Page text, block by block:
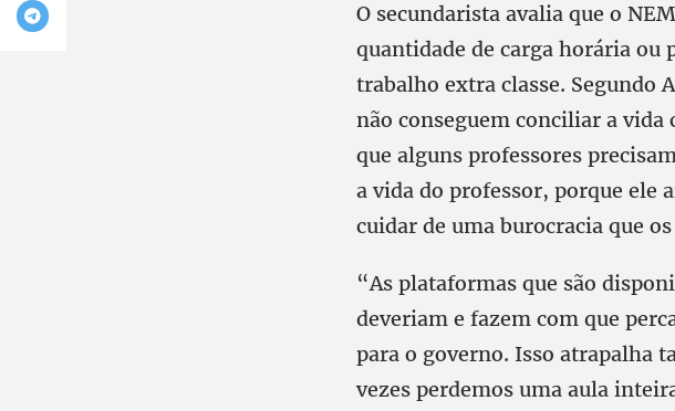
O secundarista avalia que o
quantidade de carga horária ou
trabalho extra classe. Segundo
não conseguem conciliar a vida
que alguns professores
a vida do professor, porque ele
cuidar de uma burocracia que
“As plataformas que são
deveriam e fazem com que
para o governo. Isso atrapalha
vezes perdemos uma aula